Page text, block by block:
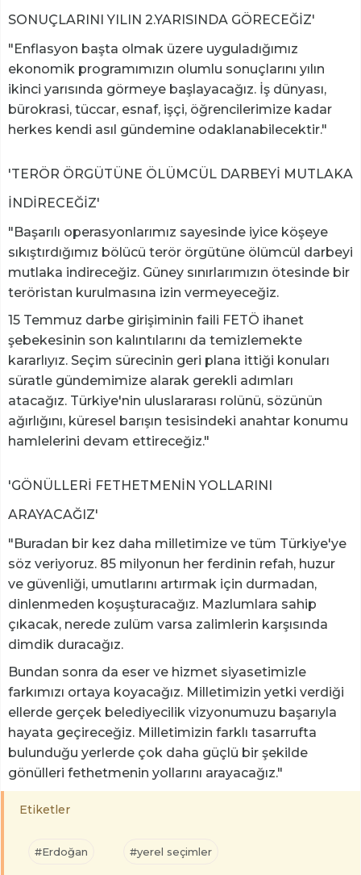
SONUÇLARINI YILIN 2.YARISINDA GÖRECEĞİZ'
"Enflasyon başta olmak üzere uyguladığımız
ekonomik programımızın olumlu sonuçlarını yılın
ikinci yarısında görmeye başlayacağız. İş dünyası,
bürokrasi, tüccar, esnaf, işçi, öğrencilerimize kadar
herkes kendi asıl gündemine odaklanabilecektir."
'TERÖR ÖRGÜTÜNE ÖLÜMCÜL DARBEYİ MUTLAKA
İNDİRECEĞİZ'
"Başarılı operasyonlarımız sayesinde iyice köşeye
sıkıştırdığımız bölücü terör örgütüne ölümcül darbeyi
mutlaka indireceğiz. Güney sınırlarımızın ötesinde bir
teröristan kurulmasına izin vermeyeceğiz.
15 Temmuz darbe girişiminin faili FETÖ ihanet
şebekesinin son kalıntılarını da temizlemekte
kararlıyız. Seçim sürecinin geri plana ittiği konuları
süratle gündemimize alarak gerekli adımları
atacağız. Türkiye'nin uluslararası rolünü, sözünün
ağırlığını, küresel barışın tesisindeki anahtar konumu
hamlelerini devam ettireceğiz."
'GÖNÜLLERİ FETHETMENİN YOLLARINI
ARAYACAĞIZ'
"Buradan bir kez daha milletimize ve tüm Türkiye'ye
söz veriyoruz. 85 milyonun her ferdinin refah, huzur
ve güvenliği, umutlarını artırmak için durmadan,
dinlenmeden koşuşturacağız. Mazlumlara sahip
çıkacak, nerede zulüm varsa zalimlerin karşısında
dimdik duracağız.
Bundan sonra da eser ve hizmet siyasetimizle
farkımızı ortaya koyacağız. Milletimizin yetki verdiği
ellerde gerçek belediyecilik vizyonumuzu başarıyla
hayata geçireceğiz. Milletimizin farklı tasarrufta
bulunduğu yerlerde çok daha güçlü bir şekilde
gönülleri fethetmenin yollarını arayacağız."
Etiketler
#Erdoğan #yerel seçimler